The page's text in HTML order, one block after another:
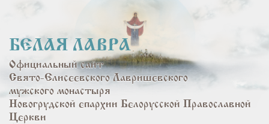
основному
содержанию
БЕЛАЯ ЛАВРА
Официальный сайт
Свято-Елисеевского Лавришевского
мужского монастыря
Новогрудской епархии Белорусской Православной
Церкви